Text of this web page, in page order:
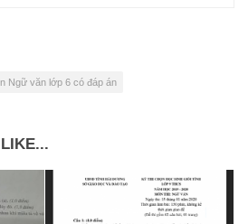
Ngữ văn lớp 6 có đáp án